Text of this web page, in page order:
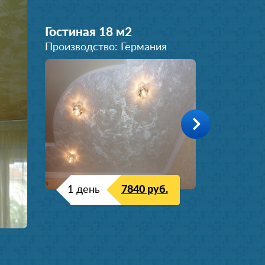
Гостиная 18 м2
Производство: Германия
1 день 7840 руб.